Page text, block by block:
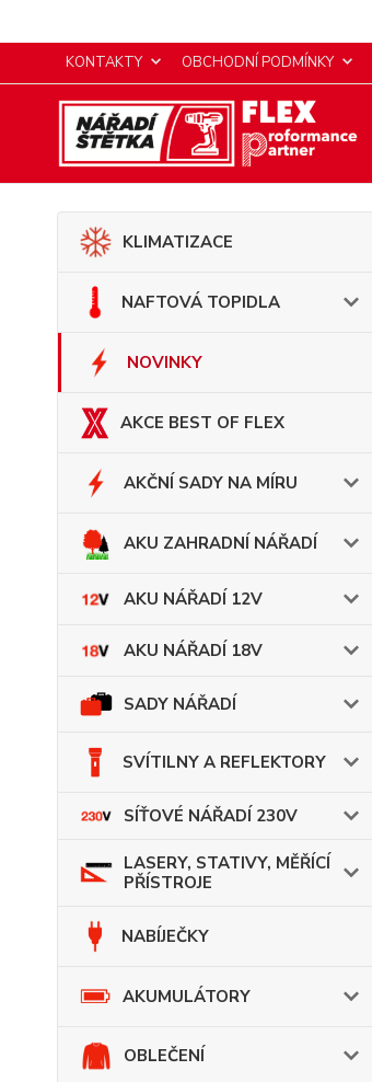
KONTAKTY OBCHODNÍ PODMÍNKY
KLIMATIZACE
NAFTOVÁ TOPIDLA
NOVINKY
AKCE BEST OF FLEX
AKČNÍ SADY NA MÍRU
AKU ZAHRADNÍ NÁŘADÍ
AKU NÁŘADÍ 12V
AKU NÁŘADÍ 18V
SADY NÁŘADÍ
SVÍTILNY A REFLEKTORY
SÍŤOVÉ NÁŘADÍ 230V
LASERY, STATIVY, MĚŘÍCÍ
PŘÍSTROJE
NABÍJEČKY
AKUMULÁTORY
OBLEČENÍ